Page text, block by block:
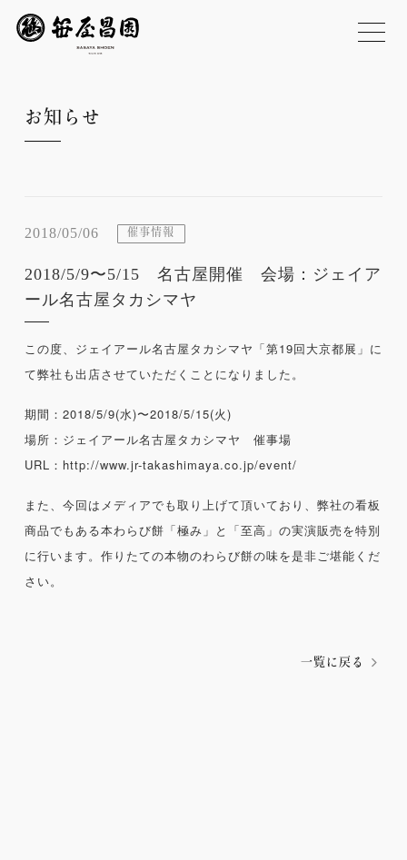
お知らせ
2018/05/06 催事情報
2018/5/9〜5/15 名古屋開催 会場：ジェイア
ール名古屋タカシマヤ
この度、ジェイアール名古屋タカシマヤ「第19回大京都展」に
て弊社も出店させていただくことになりました。
期間：2018/5/9(水)〜2018/5/15(火)
場所：ジェイアール名古屋タカシマヤ 催事場
URL： http://www.jr-takashimaya.co.jp/event/
また、今回はメディアでも取り上げて頂いており、弊社の看板
商品でもある本わらび餅「極み」と「至高」の実演販売を特別
に行います。作りたての本物のわらび餅の味を是非ご堪能くだ
さい。
一覧に戻る